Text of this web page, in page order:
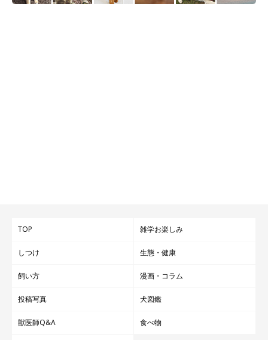
TOP 雑学お楽しみ
しつけ 生態・健康
飼い方 漫画・コラム
投稿写真 犬図鑑
獣医師Q&A 食べ物